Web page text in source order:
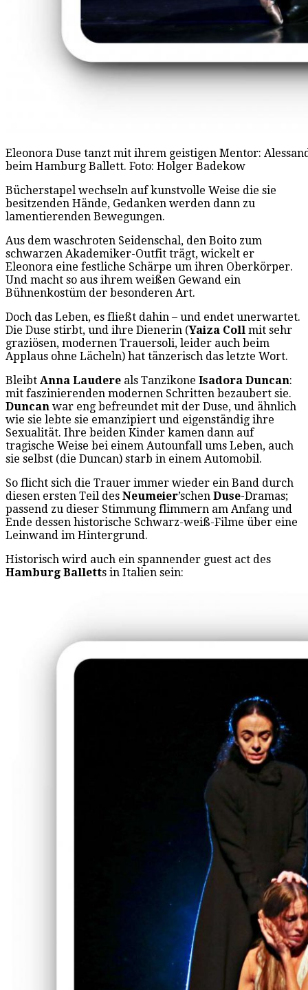
Eleonora Duse tanzt mit ihrem geistigen Mentor:
beim Hamburg Ballett. Foto: Holger Badekow
Bücherstapel wechseln auf kunstvolle Weise die sie
besitzenden Hände, Gedanken werden dann zu
lamentierenden Bewegungen.
Aus dem waschroten Seidenschal, den Boito zum
schwarzen Akademiker-Outfit trägt, wickelt er
Eleonora eine festliche Schärpe um ihren Oberkörper.
Und macht so aus ihrem weißen Gewand ein
Bühnenkostüm der besonderen Art.
Doch das Leben, es fließt dahin – und endet unerwartet.
Die Duse stirbt, und ihre Dienerin (Yaiza Coll mit sehr
graziösen, modernen Trauersoli, leider auch beim
Applaus ohne Lächeln) hat tänzerisch das letzte Wort.
Bleibt Anna Laudere als Tanzikone Isadora Duncan:
mit faszinierenden modernen Schritten bezaubert sie.
Duncan war eng befreundet mit der Duse, und ähnlich
wie sie lebte sie emanzipiert und eigenständig ihre
Sexualität. Ihre beiden Kinder kamen dann auf
tragische Weise bei einem Autounfall ums Leben, auch
sie selbst (die Duncan) starb in einem Automobil.
So flicht sich die Trauer immer wieder ein Band durch
diesen ersten Teil des Neumeier’schen Duse-Dramas;
passend zu dieser Stimmung flimmern am Anfang und
Ende dessen historische Schwarz-weiß-Filme über eine
Leinwand im Hintergrund.
Historisch wird auch ein spannender guest act des
Hamburg Balletts in Italien sein: